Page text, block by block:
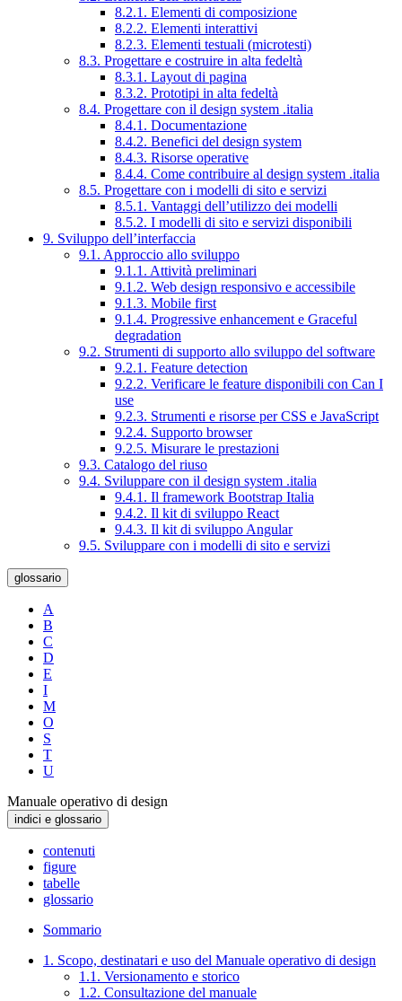
8.2.1. Elementi di composizione
8.2.2. Elementi interattivi
8.2.3. Elementi testuali (microtesti)
8.3. Progettare e costruire in alta fedeltà
8.3.1. Layout di pagina
8.3.2. Prototipi in alta fedeltà
8.4. Progettare con il design system .italia
8.4.1. Documentazione
8.4.2. Benefici del design system
8.4.3. Risorse operative
8.4.4. Come contribuire al design system .italia
8.5. Progettare con i modelli di sito e servizi
8.5.1. Vantaggi dell’utilizzo dei modelli
8.5.2. I modelli di sito e servizi disponibili
9. Sviluppo dell’interfaccia
9.1. Approccio allo sviluppo
9.1.1. Attività preliminari
9.1.2. Web design responsivo e accessibile
9.1.3. Mobile first
9.1.4. Progressive enhancement e Graceful
degradation
9.2. Strumenti di supporto allo sviluppo del software
9.2.1. Feature detection
9.2.2. Verificare le feature disponibili con Can I
use
9.2.3. Strumenti e risorse per CSS e JavaScript
9.2.4. Supporto browser
9.2.5. Misurare le prestazioni
9.3. Catalogo del riuso
9.4. Sviluppare con il design system .italia
9.4.1. Il framework Bootstrap Italia
9.4.2. Il kit di sviluppo React
9.4.3. Il kit di sviluppo Angular
9.5. Sviluppare con i modelli di sito e servizi
glossario
A
B
C
D
E
I
M
O
S
T
U
Manuale operativo di design
indici e glossario
contenuti
figure
tabelle
glossario
Sommario
1. Scopo, destinatari e uso del Manuale operativo di design
1.1. Versionamento e storico
1.2. Consultazione del manuale